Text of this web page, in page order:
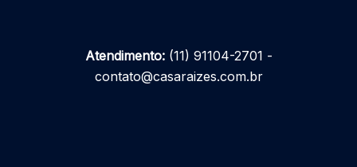
Atendimento: (11) 91104-2701 -
contato@casaraizes.com.br